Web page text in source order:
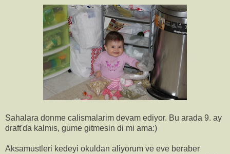
Sahalara donme calismalarim devam ediyor. Bu arada 9. ay
draft'da kalmis, gume gitmesin di mi ama:)
Aksamustleri kedeyi okuldan aliyorum ve eve beraber